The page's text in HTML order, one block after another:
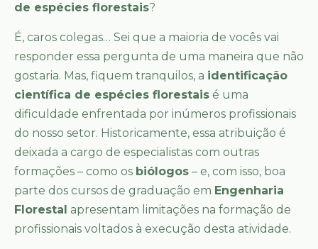
de espécies florestais?
É, caros colegas… Sei que a maioria de vocês vai
responder essa pergunta de uma maneira que não
gostaria. Mas, fiquem tranquilos, a identificação
científica de espécies florestais é uma
dificuldade enfrentada por inúmeros profissionais
do nosso setor. Historicamente, essa atribuição é
deixada a cargo de especialistas com outras
formações – como os biólogos – e, com isso, boa
parte dos cursos de graduação em Engenharia
Florestal apresentam limitações na formação de
profissionais voltados à execução desta atividade.